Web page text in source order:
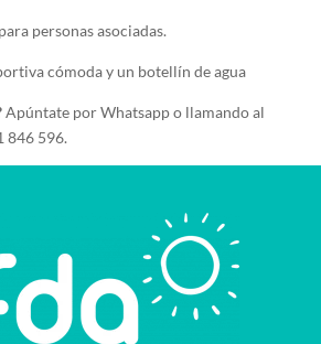
personas asociadas.
cómoda y un botellín de agua
Apúntate por Whatsapp o llamando al
846 596.